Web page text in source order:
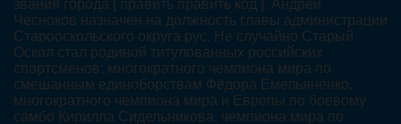
звания города [ править править код ]. Андрей
Чесноков назначен на должность главы администрации
Старооскольского округа рус. Не случайно Старый
Оскол стал родиной титулованных российских
спортсменов: многократного чемпиона мира по
смешанным единоборствам Фёдора Емельяненко,
многократного чемпиона мира и Европы по боевому
самбо Кирилла Сидельникова, чемпиона мира по